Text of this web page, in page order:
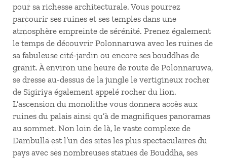
pour sa richesse architecturale. Vous pourrez
parcourir ses ruines et ses temples dans une
atmosphère empreinte de sérénité. Prenez également
le temps de découvrir Polonnaruwa avec les ruines de
sa fabuleuse cité-jardin ou encore ses bouddhas de
granit. À environ une heure de route de Polonnaruwa,
se dresse au-dessus de la jungle le vertigineux rocher
de Sigiriya également appelé rocher du lion.
L’ascension du monolithe vous donnera accès aux
ruines du palais ainsi qu’à de magnifiques panoramas
au sommet. Non loin de là, le vaste complexe de
Dambulla est l’un des sites les plus spectaculaires du
pays avec ses nombreuses statues de Bouddha, ses